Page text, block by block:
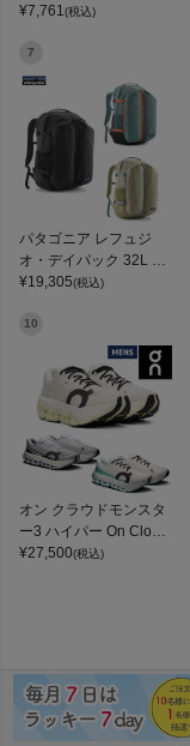
クポロ THE NORTH FA
¥7,761 (税込)
7
パタゴニア レフュジ
オ・デイパック 32L PA
TAGONIA REFUGIO DA
¥19,305(税込)
10
オン クラウドモンスタ
ー3 ハイパー On Cloud
monster 3 Hyper
¥27,500(税込)